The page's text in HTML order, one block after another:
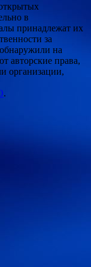
в
принадлежат их
за
на
авторские права,
организации,
.